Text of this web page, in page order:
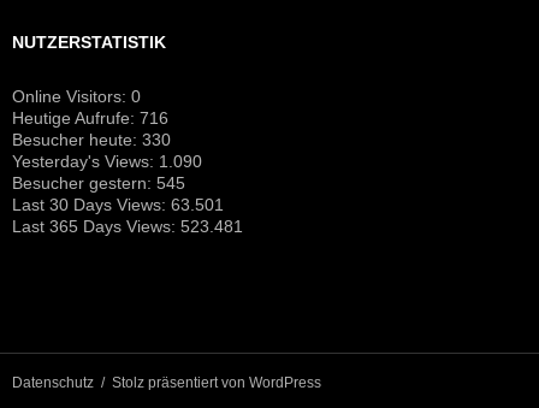
NUTZERSTATISTIK
Online Visitors: 0
Heutige Aufrufe: 716
Besucher heute: 330
Yesterday's Views: 1.090
Besucher gestern: 545
Last 30 Days Views: 63.501
Last 365 Days Views: 523.481
Datenschutz Stolz präsentiert von WordPress